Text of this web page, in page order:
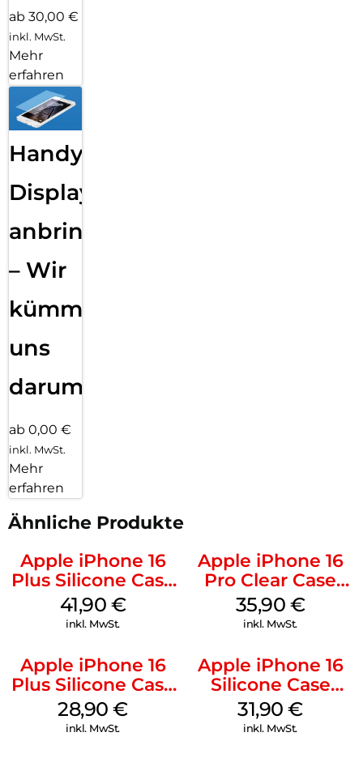
ab 30,00 €
inkl. MwSt.
Mehr
erfahren
Handy
Displayfolie
anbringen
– Wir
kümmern
uns
darum!
ab 0,00 €
inkl. MwSt.
Mehr
erfahren
Ähnliche Produkte
Apple iPhone 16
Plus Silicone Case
MagSafe Stone
Gray
41,90 €
inkl. MwSt.
Apple iPhone 16
Pro Clear Case
MagSafe
Transparent
35,90 €
inkl. MwSt.
Apple iPhone 16
Plus Silicone Case
MagSafe Black
28,90€
inkl. MwSt.
Apple iPhone 16
Silicone Case
MagSafe Fuchsia
31,90€
inkl. MwSt.